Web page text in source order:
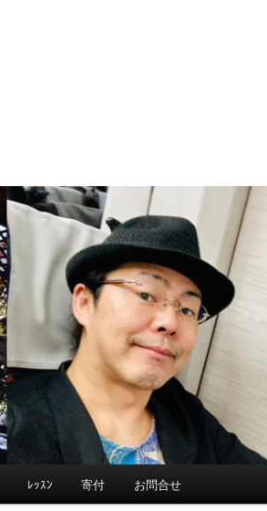
ﾚｯｽﾝ 寄付 お問合せ